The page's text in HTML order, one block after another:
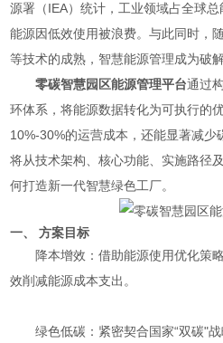
源署（IEA）统计，工业领域占全球
能源因低效使用被浪费。与此同时，
等技术的成熟，智慧能源管理成为破
零碳智慧园区能源管理平台通过
环体系，将能源数据转化为可执行的
10%-30%的运营成本，还能显著减少
将从技术架构、核心功能、实施路径
何打造新一代智慧绿色工厂。
一、 方案目标
降本增效：借助能源使用优化策
效削减能源成本支出。
绿色低碳：紧密契合国家“双碳"